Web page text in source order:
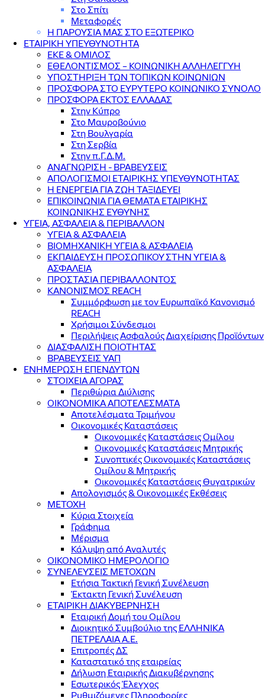
Στο Σπίτι
Μεταφορές
Η ΠΑΡΟΥΣΙΑ ΜΑΣ ΣΤΟ ΕΞΩΤΕΡΙΚΟ
ΕΤΑΙΡΙΚΗ ΥΠΕΥΘΥΝΟΤΗΤΑ
ΕΚΕ & ΟΜΙΛΟΣ
ΕΘΕΛΟΝΤΙΣΜΟΣ – ΚΟΙΝΩΝΙΚΗ ΑΛΛΗΛΕΓΓΥΗ
ΥΠΟΣΤΗΡΙΞΗ ΤΩΝ ΤΟΠΙΚΩΝ ΚΟΙΝΩΝΙΩΝ
ΠΡΟΣΦΟΡΑ ΣΤΟ ΕΥΡΥΤΕΡΟ ΚΟΙΝΩΝΙΚΟ ΣΥΝΟΛΟ
ΠΡΟΣΦΟΡΑ ΕΚΤΟΣ ΕΛΛΑΔΑΣ
Στην Κύπρο
Στο Μαυροβούνιο
Στη Βουλγαρία
Στη Σερβία
Στην π.Γ.Δ.Μ.
ΑΝΑΓΝΩΡΙΣΗ - ΒΡΑΒΕΥΣΕΙΣ
ΑΠΟΛΟΓΙΣΜΟΙ ΕΤΑΙΡΙΚΗΣ ΥΠΕΥΘΥΝΟΤΗΤΑΣ
Η ΕΝΕΡΓΕΙΑ ΓΙΑ ΖΩΗ ΤΑΞΙΔΕΥΕΙ
ΕΠΙΚΟΙΝΩΝΙΑ ΓΙΑ ΘΕΜΑΤΑ ΕΤΑΙΡΙΚΗΣ
ΚΟΙΝΩΝΙΚΗΣ ΕΥΘΥΝΗΣ
ΥΓΕΙΑ, ΑΣΦΑΛΕΙΑ & ΠΕΡΙΒΑΛΛΟΝ
ΥΓΕΙΑ & ΑΣΦΑΛΕΙΑ
ΒΙΟΜΗΧΑΝΙΚΗ ΥΓΕΙΑ & ΑΣΦΑΛΕΙΑ
ΕΚΠΑΙΔΕΥΣΗ ΠΡΟΣΩΠΙΚΟΥ ΣΤΗΝ ΥΓΕΙΑ &
ΑΣΦΑΛΕΙΑ
ΠΡΟΣΤΑΣΙΑ ΠΕΡΙΒΑΛΛΟΝΤΟΣ
ΚΑΝΟΝΙΣΜΟΣ REACH
Συμμόρφωση με τον Ευρωπαϊκό Κανονισμό
REACH
Χρήσιμοι Σύνδεσμοι
Περιλήψεις Ασφαλούς Διαχείρισης Προϊόντων
ΔΙΑΣΦΑΛΙΣΗ ΠΟΙΟΤΗΤΑΣ
ΒΡΑΒΕΥΣΕΙΣ ΥΑΠ
ΕΝΗΜΕΡΩΣΗ ΕΠΕΝΔΥΤΩΝ
ΣΤΟΙΧΕΙΑ ΑΓΟΡΑΣ
Περιθώρια Διύλισης
ΟΙΚΟΝΟΜΙΚΑ ΑΠΟΤΕΛΕΣΜΑΤΑ
Αποτελέσματα Τριμήνου
Οικονομικές Καταστάσεις
Οικονομικές Καταστάσεις Ομίλου
Οικονομικές Καταστάσεις Μητρικής
Συνοπτικές Οικονομικές Καταστάσεις
Ομίλου & Μητρικής
Οικονομικές Καταστάσεις Θυγατρικών
Απολογισμός & Οικονομικές Εκθέσεις
ΜΕΤΟΧΗ
Κύρια Στοιχεία
Γράφημα
Μέρισμα
Κάλυψη από Αναλυτές
ΟΙΚΟΝΟΜΙΚΟ ΗΜΕΡΟΛΟΓΙΟ
ΣΥΝΕΛΕΥΣΕΙΣ ΜΕΤΟΧΩΝ
Ετήσια Τακτική Γενική Συνέλευση
Έκτακτη Γενική Συνέλευση
ΕΤΑΙΡΙΚΗ ΔΙΑΚΥΒΕΡΝΗΣΗ
Εταιρική Δομή του Ομίλου
Διοικητικό Συμβούλιο της ΕΛΛΗΝΙΚΑ
ΠΕΤΡΕΛΑΙΑ Α.Ε.
Επιτροπές ΔΣ
Καταστατικό της εταιρείας
Δήλωση Εταιρικής Διακυβέρνησης
Εσωτερικός Έλεγχος
Ρυθμιζόμενες Πληροφορίες